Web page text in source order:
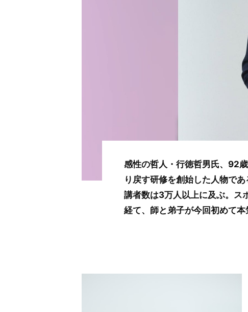
感性の哲人・行徳哲男氏、92
り戻す研修を創始した人物で
講者数は3万人以上に及ぶ。ス
経て、師と弟子が今回初めて本